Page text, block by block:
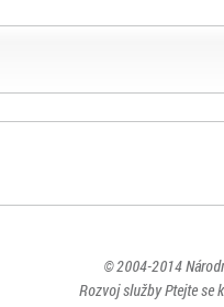
© 2004-2014
Rozvoj služby Ptejte se